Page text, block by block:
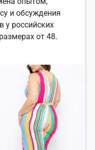
и обсуждения
у российских
от 48.